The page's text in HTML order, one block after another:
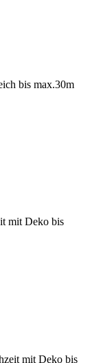
bis max.30m
mit Deko bis
mit Deko bis